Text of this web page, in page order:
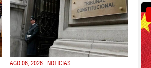
AGO 06, 2026 | NOTICIAS